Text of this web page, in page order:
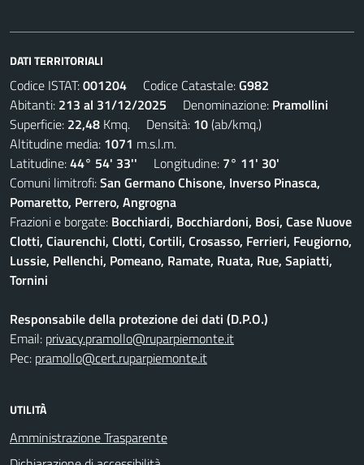
DATI TERRITORIALI
Codice ISTAT:001204 Codice Catastale:G982
Abitanti: 213 al 31/12/2025 Denominazione: Pramollini
Superficie: 22,48 Kmq. Densità: 10(ab/kmq.)
Altitudine media: 1071 m.s.l.m.
Latitudine:44° 54' 33'' Longitudine: 7° 11' 30'
Comuni limitrofi:San Germano Chisone, Inverso Pinasca,
Pomaretto, Perrero, Angrogna
Frazioni e borgate: Bocchiardi, Bocchiardoni, Bosi, Case Nuove
Clotti, Ciaurenchi, Clotti, Cortili, Crosasso, Ferrieri, Feugiorno,
Lussie, Pellenchi, Pomeano, Ramate, Ruata, Rue, Sapiatti,
Tornini
Responsabile della protezione dei dati (D.P.O.)
Email: privacy.pramollo@ruparpiemonte.it
Pec: pramollo@cert.ruparpiemonte.it
UTILITÀ
Amministrazione Trasparente